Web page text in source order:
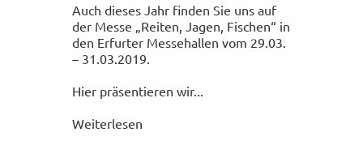
Auch dieses Jahr finden Sie uns auf
der Messe „Reiten, Jagen, Fischen“ in
den Erfurter Messehallen vom 29.03.
– 31.03.2019.
Hier präsentieren wir...
Weiterlesen